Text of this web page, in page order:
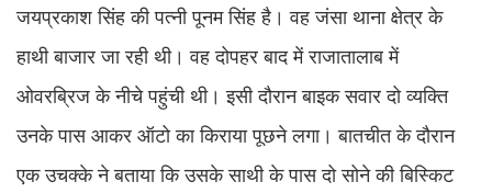
जयप्रकाश सिंह की पत्नी पूनम सिंह है। वह जंसा थाना क्षेत्र के
हाथी बाजार जा रही थी। वह दोपहर बाद में राजातालाब में
ओवरब्रिज के नीचे पहुंची थी। इसी दौरान बाइक सवार दो व्यक्ति
उनके पास आकर ऑटो का किराया पूछने लगा। बातचीत के दौरान
एक उचक्के ने बताया कि उसके साथी के पास दो सोने की बिस्किट